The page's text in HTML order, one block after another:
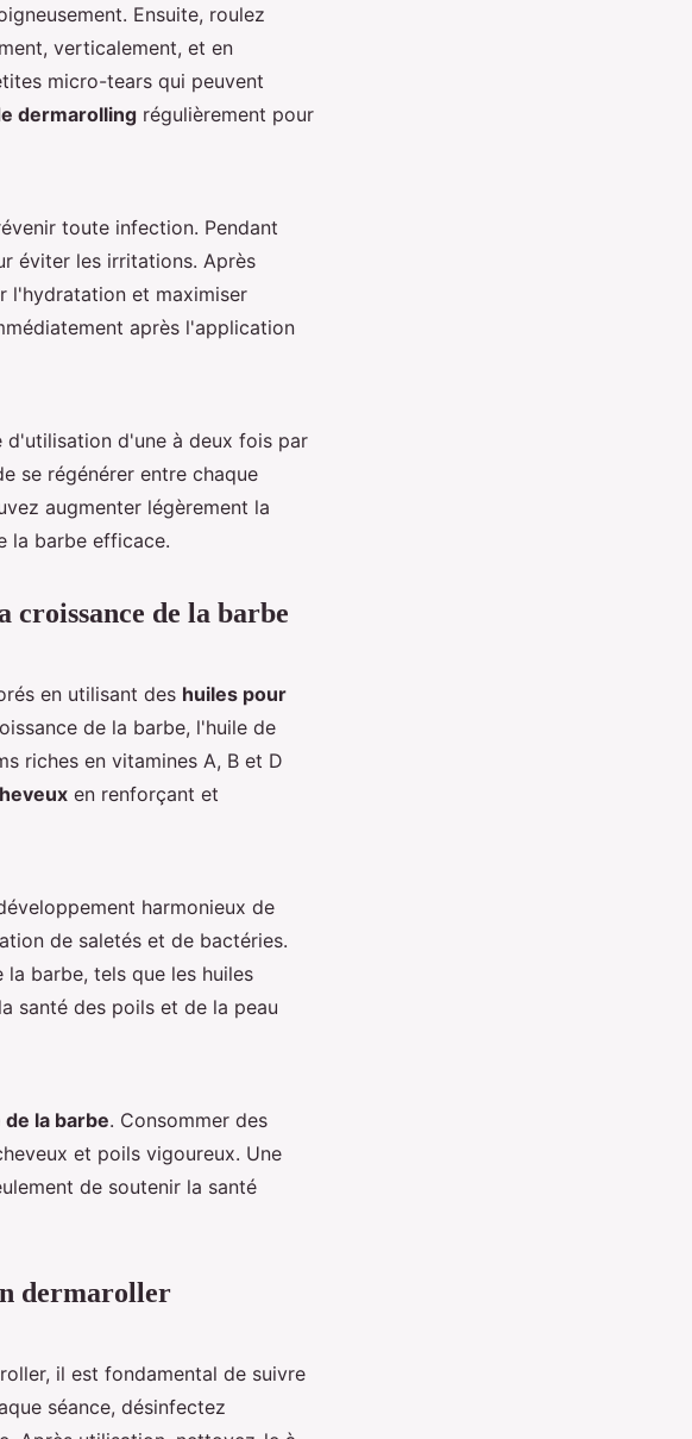
Ensuite, roulez
verticalement, et en
micro-tears qui peuvent
dermarolling régulièrement pour
toute infection. Pendant
éviter les irritations. Après
l'hydratation et maximiser
après l'application
d'utilisation d'une à deux fois par
se régénérer entre chaque
augmenter légèrement la
la barbe efficace.
de la barbe
en utilisant des huiles pour
de la barbe, l'huile de
riches en vitamines A, B et D
en renforçant et
harmonieux de
de saletés et de bactéries.
barbe, tels que les huiles
santé des poils et de la peau
la barbe. Consommer des
et poils vigoureux. Une
de soutenir la santé
dermaroller
il est fondamental de suivre
séance, désinfectez